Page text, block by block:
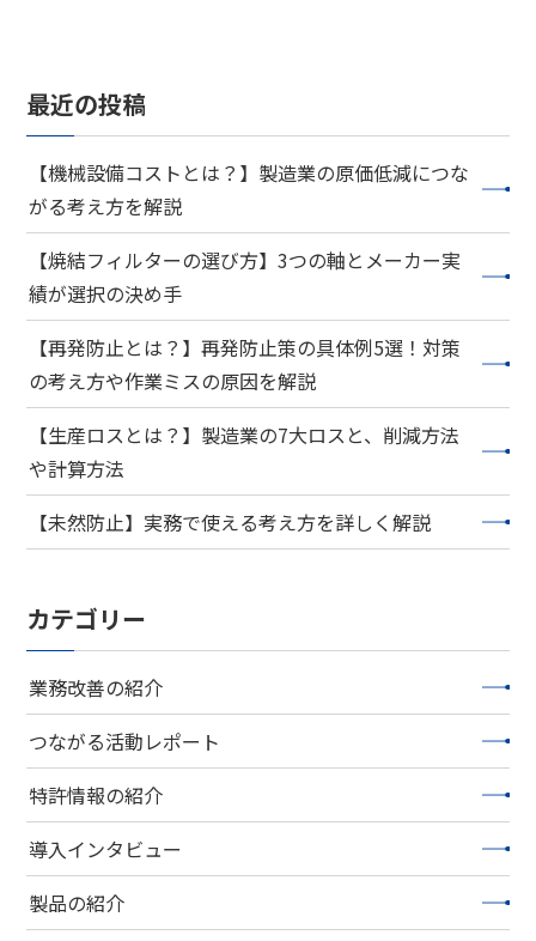
最近の投稿
【機械設備コストとは？】製造業の原価低減につな
がる考え方を解説
【焼結フィルターの選び方】3つの軸とメーカー実
績が選択の決め手
【再発防止とは？】再発防止策の具体例5選！対策
の考え方や作業ミスの原因を解説
【生産ロスとは？】製造業の7大ロスと、削減方法
や計算方法
【未然防止】実務で使える考え方を詳しく解説
カテゴリー
業務改善の紹介
つながる活動レポート
特許情報の紹介
導入インタビュー
製品の紹介